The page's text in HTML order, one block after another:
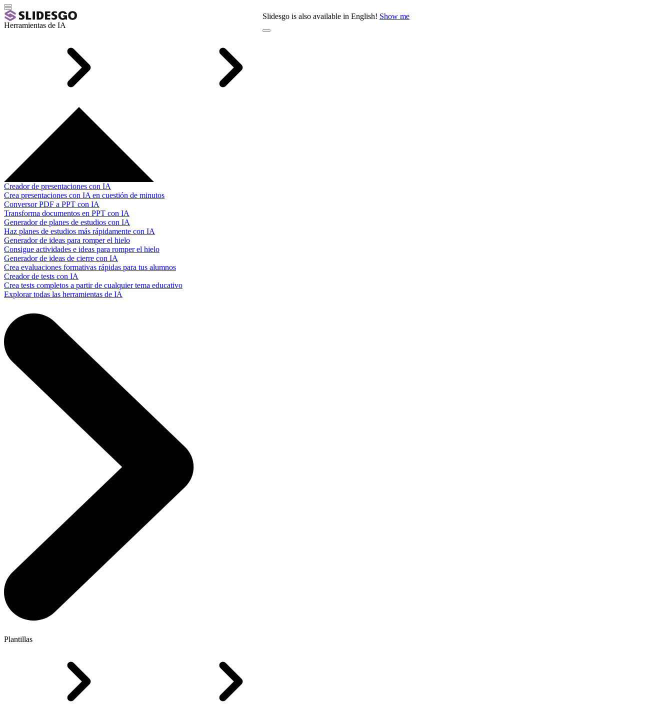
Slidesgo is also available in English! Show me
Herramientas de IA
Creador de presentaciones con IA
Crea presentaciones con IA en cuestión de minutos
Conversor PDF a PPT con IA
Transforma documentos en PPT con IA
Generador de planes de estudios con IA
Haz planes de estudios más rápidamente con IA
Generador de ideas para romper el hielo
Consigue actividades e ideas para romper el hielo
Generador de ideas de cierre con IA
Crea evaluaciones formativas rápidas para tus alumnos
Creador de tests con IA
Crea tests completos a partir de cualquier tema educativo
Explorar todas las herramientas de IA
Plantillas